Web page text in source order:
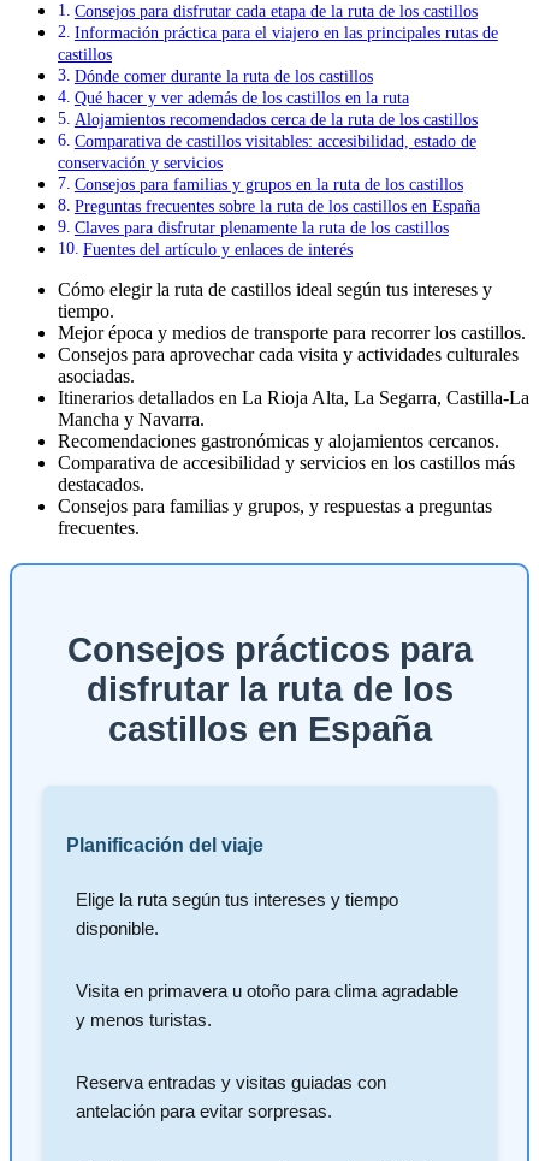
Consejos para disfrutar cada etapa de la ruta de los castillos
Información práctica para el viajero en las principales rutas de
castillos
Dónde comer durante la ruta de los castillos
Qué hacer y ver además de los castillos en la ruta
Alojamientos recomendados cerca de la ruta de los castillos
Comparativa de castillos visitables: accesibilidad, estado de
conservación y servicios
Consejos para familias y grupos en la ruta de los castillos
Preguntas frecuentes sobre la ruta de los castillos en España
Claves para disfrutar plenamente la ruta de los castillos
Fuentes del artículo y enlaces de interés
Cómo elegir la ruta de castillos ideal según tus intereses y
tiempo.
Mejor época y medios de transporte para recorrer los castillos.
Consejos para aprovechar cada visita y actividades culturales
asociadas.
Itinerarios detallados en La Rioja Alta, La Segarra, Castilla-La
Mancha y Navarra.
Recomendaciones gastronómicas y alojamientos cercanos.
Comparativa de accesibilidad y servicios en los castillos más
destacados.
Consejos para familias y grupos, y respuestas a preguntas
frecuentes.
Consejos prácticos para
disfrutar la ruta de los
castillos en España
Planificación del viaje
Elige la ruta según tus intereses y tiempo
disponible.
Visita en primavera u otoño para clima agradable
y menos turistas.
Reserva entradas y visitas guiadas con
antelación para evitar sorpresas.